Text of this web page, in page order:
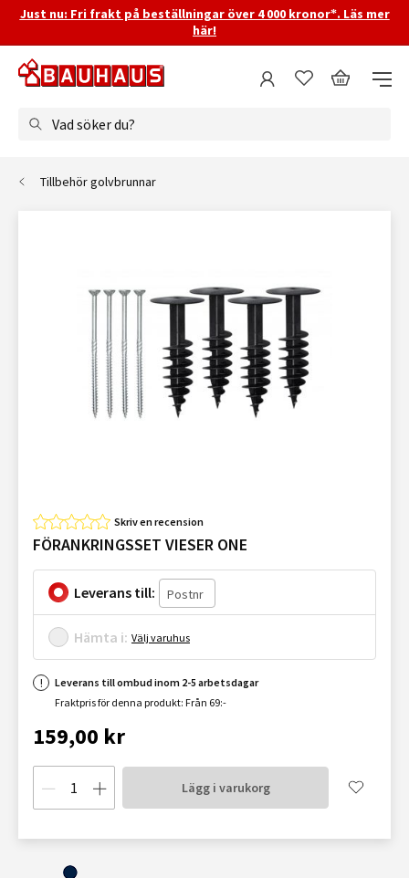
Just nu: Fri frakt på beställningar över 4 000 kronor*. Läs mer
här!
Vad söker du?
Tillbehör golvbrunnar
Skriv en recension
FÖRANKRINGSSET VIESER ONE
Leverans till:
Hämta i: Välj varuhus
Leverans till ombud inom 2-5 arbetsdagar
Fraktpris för denna produkt: Från 69:-
159,00 kr
Lägg i varukorg